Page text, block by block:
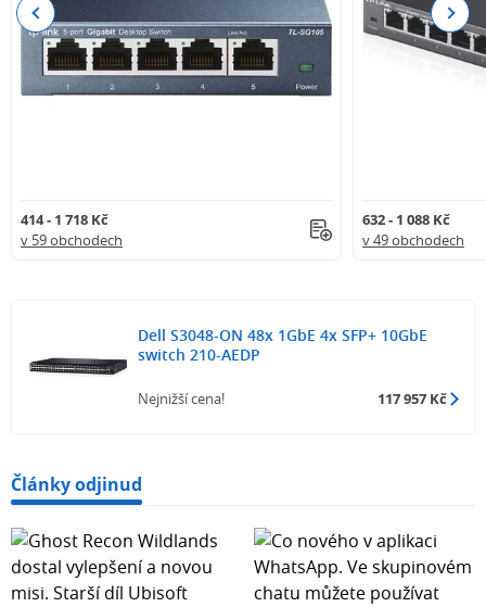
414 - 1 718 Kč
v 59 obchodech
632 - 1 088 Kč
v 49 obchodech
Previous Next
Dell S3048-ON 48x 1GbE 4x SFP+ 10GbE
switch 210-AEDP
Nejnižší cena! 117 957 Kč
Články odjinud